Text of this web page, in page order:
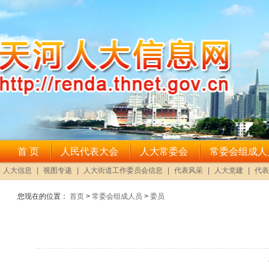
您现在的位置： 首页 > 常委会组成人员 > 委员